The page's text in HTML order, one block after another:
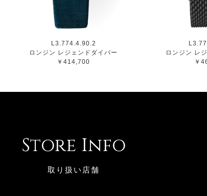
L3.774.4.90.2
ロンジン レジェンドダイバー
￥414,700
ロンジン レ
￥
Store Info
取り扱い店舗